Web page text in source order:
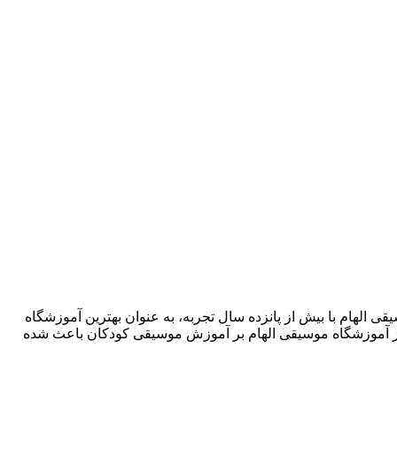
موسیقی الهام با بیش از پانزده سال تجربه، به عنوان بهترین آموزشگاه
موسیقی الهام بر آموزش موسیقی کودکان باعث شده